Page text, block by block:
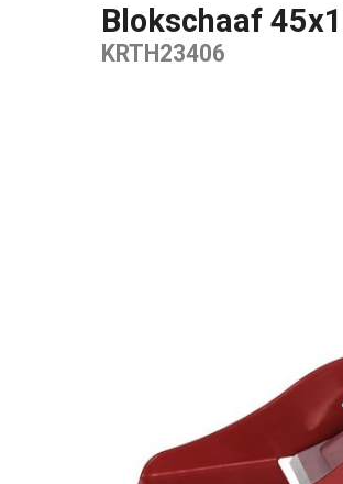
Blokschaaf
KRTH23406